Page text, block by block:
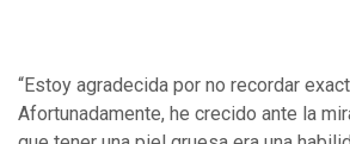
“Estoy agradecida por no recordar
Afortunadamente, he crecido ante la